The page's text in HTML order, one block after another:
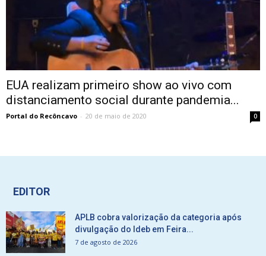
EUA realizam primeiro show ao vivo com
distanciamento social durante pandemia...
Portal do Recôncavo - 20 de maio de 2020 0
EDITOR
APLB cobra valorização da categoria após
divulgação do Ideb em Feira...
7 de agosto de 2026